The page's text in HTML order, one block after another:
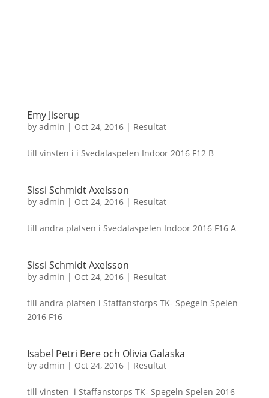
Emy Jiserup
by admin | Oct 24, 2016| Resultat
till vinsten i i Svedalaspelen Indoor 2016 F12 B
Sissi Schmidt Axelsson
by admin | Oct 24, 2016| Resultat
till andra platsen i Svedalaspelen Indoor 2016 F16 A
Sissi Schmidt Axelsson
by admin | Oct 24, 2016| Resultat
till andra platsen i Staffanstorps TK- Spegeln Spelen
2016 F16
Isabel Petri Bere och Olivia Galaska
by admin | Oct 24, 2016| Resultat
till vinsten i Staffanstorps TK- Spegeln Spelen 2016